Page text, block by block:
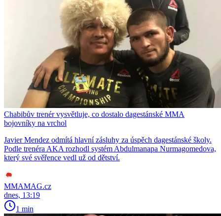
Chabibův trenér vysvětluje, co dostalo dagestánské MMA
bojovníky na vrchol
Javier Mendez odmítá hlavní zásluhy za úspěch dagestánské školy.
Podle trenéra AKA rozhodl systém Abdulmanapa Nurmagomedova,
který své svěřence vedl už od dětství.
MMAMAG.cz
dnes, 13:19
1 min